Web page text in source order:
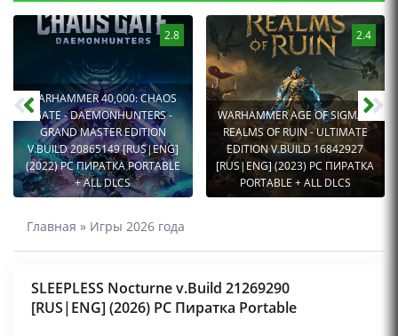
2.8
WARHAMMER 40,000: CHAOS
GATE - DAEMONHUNTERS -
GRAND MASTER EDITION
V.BUILD 20865149 [RUS|ENG]
(2022) PC ПИРАТКА PORTABLE
+ ALL DLCS
2.4
WARHAMMER AGE OF SIGMAR:
REALMS OF RUIN - ULTIMATE
EDITION V.BUILD 16842927
[RUS|ENG] (2023) PC ПИРАТКА
PORTABLE + ALL DLCS
Главная » Игры 2026 года
SLEEPLESS Nocturne v.Build 21269290
[RUS|ENG] (2026) PC Пиратка Portable